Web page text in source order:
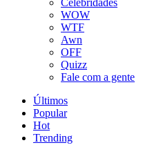
WOW
WTF
Awn
OFF
Quizz
Fale com a gente
Últimos
Popular
Hot
Trending